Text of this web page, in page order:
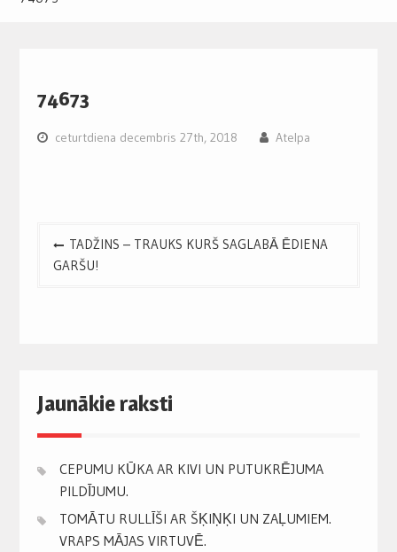
74673
ceturtdiena decembris 27th, 2018 Atelpa
Post
navigation
TADŽINS – TRAUKS KURŠ SAGLABĀ ĒDIENA
GARŠU!
Jaunākie raksti
CEPUMU KŪKA AR KIVI UN PUTUKRĒJUMA
PILDĪJUMU.
TOMĀTU RULLĪŠI AR ŠĶIŅĶI UN ZAĻUMIEM.
VRAPS MĀJAS VIRTUVĒ.